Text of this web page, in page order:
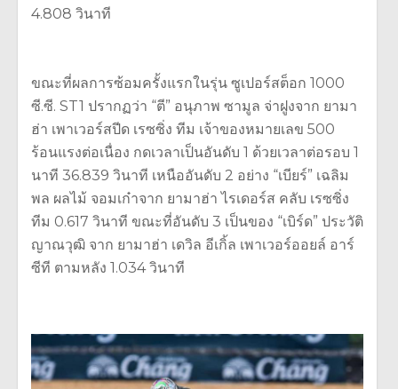
4.808 วินาที
ขณะที่ผลการซ้อมครั้งแรกในรุ่น ซูเปอร์สต็อก 1000
ซี.ซี. ST1 ปรากฏว่า “ตี” อนุภาพ ซามูล จ่าฝูงจาก ยามา
ฮ่า เพาเวอร์สปีด เรซซิ่ง ทีม เจ้าของหมายเลข 500
ร้อนแรงต่อเนื่อง กดเวลาเป็นอันดับ 1 ด้วยเวลาต่อรอบ 1
นาที 36.839 วินาที เหนืออันดับ 2 อย่าง “เบียร์” เฉลิม
พล ผลไม้ จอมเก๋าจาก ยามาฮ่า ไรเดอร์ส คลับ เรซซิ่ง
ทีม 0.617 วินาที ขณะที่อันดับ 3 เป็นของ “เบิร์ด” ประวัติ
ญาณวุฒิ จาก ยามาฮ่า เดวิล อีเกิ้ล เพาเวอร์ออยล์ อาร์
ซีที ตามหลัง 1.034 วินาที